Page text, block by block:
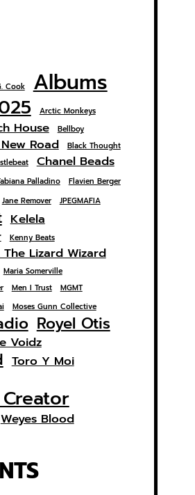
Cook Albums
Arctic Monkeys
House Bellboy
Road
Black Thought
Chanel Beads
Palladino Flavien Berger
Jane Remover JPEGMAFIA
Kelela
Kenny Beats
Lizard Wizard
Maria Somerville
Men I Trust MGMT
Moses Gunn Collective
Royel Otis
Voidz
Toro Y Moi
Weyes Blood